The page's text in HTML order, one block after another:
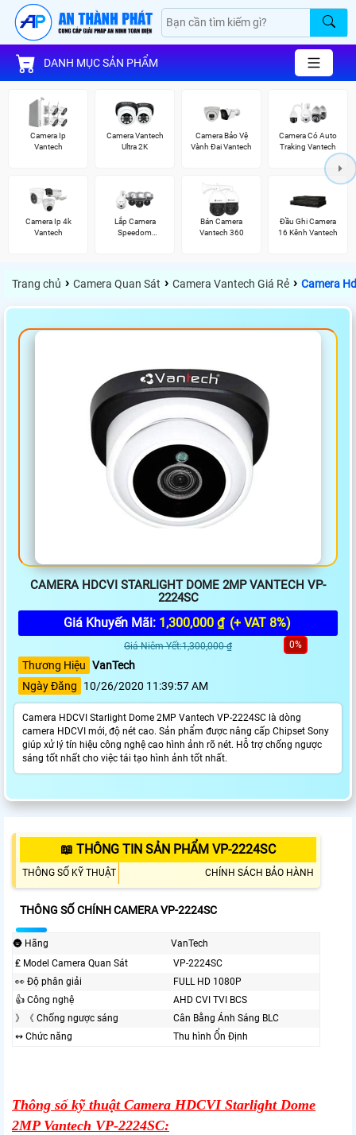
DANH MỤC SẢN PHẨM
Camera Ip
Vantech
Camera Vantech
Ultra 2K
Camera Bảo Vệ
Vành Đai Vantech
Camera Có Auto
Traking Vantech
Camera Ip 4k
Vantech
Lắp Camera
Speedom
Bán Camera
Vantech 360
Đầu Ghi Camera
16 Kênh Vantech
Trang chủ › Camera Quan Sát › Camera Vantech Giá Rẻ › Camera
CAMERA HDCVI STARLIGHT DOME 2MP VANTECH VP-
2224SC
Giá Khuyến Mãi: 1,300,000 ₫ (+ VAT 8%)
Giá Niêm Yết:1,300,000 ₫ 0%
Thương Hiệu VanTech
Ngày Đăng
10/26/2020 11:39:57 AM
Camera HDCVI Starlight Dome 2MP Vantech VP-2224SC là dòng
camera HDCVI mới, độ nét cao. Sản phẩm được nâng cấp Chipset Sony
giúp xử lý tín hiệu công nghệ cao hình ảnh rõ nét. Hỗ trợ chống ngược
sáng tốt nhất cho việc tái tạo hình ảnh tốt nhất.
📖 THÔNG TIN SẢN PHẨM VP-2224SC
THÔNG SỐ KỸ THUẬT CHÍNH SÁCH BẢO HÀNH
THÔNG SỐ CHÍNH CAMERA VP-2224SC
🌚 Hãng
VanTech
₤ Model Camera Quan Sát
VP-2224SC
️👀 Độ phân giải
FULL HD 1080P
👍 Công nghệ
AHD CVI TVI BCS
》《 Chống ngược sáng
Cân Bằng Ánh Sáng BLC
↭ Chức năng
Thu hình Ổn Định
Thông số kỹ thuật Camera HDCVI Starlight Dome
2MP Vantech VP-2224SC: